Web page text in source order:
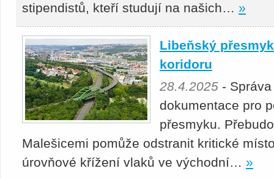
stipendistů, kteří studují na našich… »
Libeňský
koridoru
28.4.2025 -
dokumentace pro
přesmyku.
Malešicemi pomůže odstranit kritické
úrovňové křížení vlaků ve východní… »